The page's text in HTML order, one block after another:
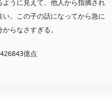
うに見えて、他人から指摘され
。この子の話になってから急に
らなさすぎる。
億点